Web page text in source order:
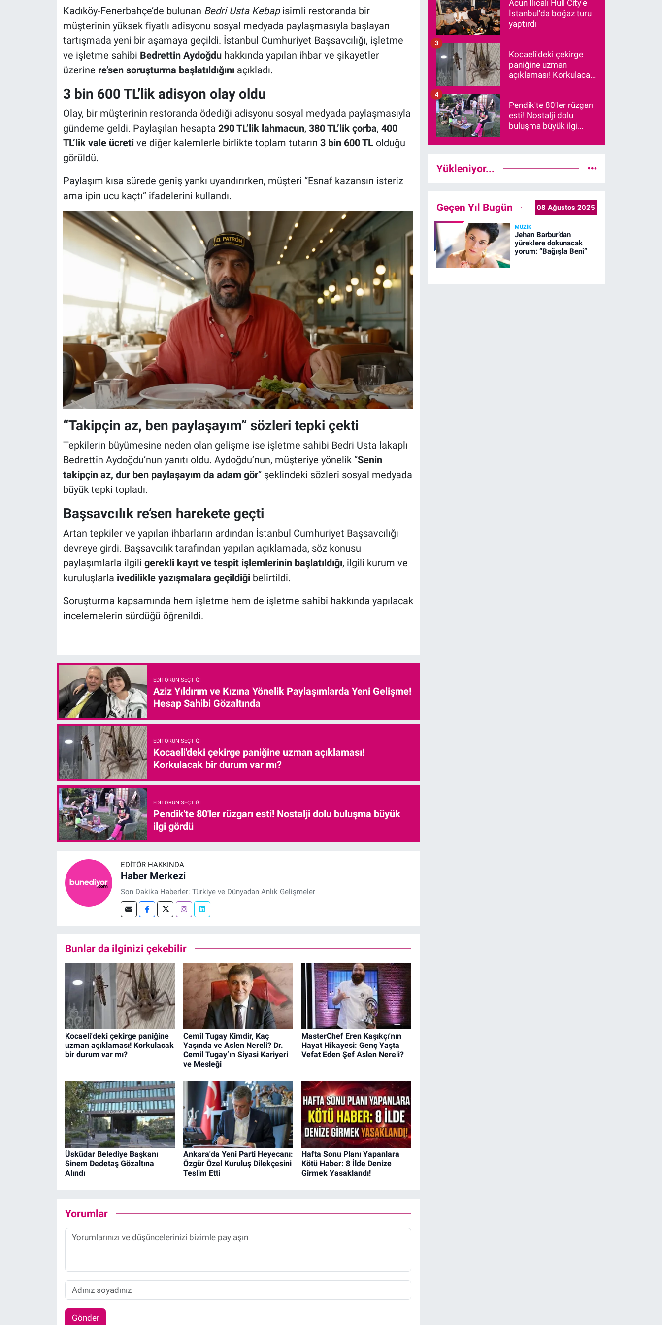
Kadıköy-Fenerbahçe’de bulunan Bedri Usta Kebapisimli restoranda bir
müşterinin yüksek fiyatlı adisyonu sosyal medyada paylaşmasıyla başlayan
tartışmada yeni bir aşamaya geçildi. İstanbul Cumhuriyet Başsavcılığı, işletme
ve işletme sahibi Bedrettin Aydoğduhakkında yapılan ihbar ve şikayetler
üzerine re’sen soruşturma başlatıldığınıaçıkladı.
3 bin 600 TL’lik adisyon olay oldu
Olay, bir müşterinin restoranda ödediği adisyonu sosyal medyada paylaşmasıyla
gündeme geldi. Paylaşılan hesapta 290 TL’lik lahmacun, 380 TL’lik çorba, 400
TL’lik vale ücretive diğer kalemlerle birlikte toplam tutarın 3 bin 600 TLolduğu
görüldü.
Paylaşım kısa sürede geniş yankı uyandırırken, müşteri “Esnaf kazansın isteriz
ama ipin ucu kaçtı” ifadelerini kullandı.
“Takipçin az, ben paylaşayım” sözleri tepki çekti
Tepkilerin büyümesine neden olan gelişme ise işletme sahibi Bedri Usta lakaplı
Bedrettin Aydoğdu’nun yanıtı oldu. Aydoğdu’nun, müşteriye yönelik “Senin
takipçin az, dur ben paylaşayım da adam gör” şeklindeki sözleri sosyal medyada
büyük tepki topladı.
Başsavcılık re’sen harekete geçti
Artan tepkiler ve yapılan ihbarların ardından İstanbul Cumhuriyet Başsavcılığı
devreye girdi. Başsavcılık tarafından yapılan açıklamada, söz konusu
paylaşımlarla ilgili gerekli kayıt ve tespit işlemlerinin başlatıldığı, ilgili kurum ve
kuruluşlarla ivedilikle yazışmalara geçildiğibelirtildi.
Soruşturma kapsamında hem işletme hem de işletme sahibi hakkında yapılacak
incelemelerin sürdüğü öğrenildi.
EDITÖRÜN SEÇTIĞI
Aziz Yıldırım ve Kızına Yönelik Paylaşımlarda Yeni Gelişme!
Hesap Sahibi Gözaltında
EDITÖRÜN SEÇTIĞI
Kocaeli'deki çekirge paniğine uzman açıklaması!
Korkulacak bir durum var mı?
EDITÖRÜN SEÇTIĞI
Pendik'te 80'ler rüzgarı esti! Nostalji dolu buluşma büyük
ilgi gördü
EDITÖR HAKKINDA
Haber Merkezi
Son Dakika Haberler: Türkiye ve Dünyadan Anlık Gelişmeler
Bunlar da ilginizi çekebilir
Kocaeli'deki çekirge paniğine
uzman açıklaması! Korkulacak
bir durum var mı?
Cemil Tugay Kimdir, Kaç
Yaşında ve Aslen Nereli? Dr.
Cemil Tugay’ın Siyasi Kariyeri
ve Mesleği
MasterChef Eren Kaşıkçı'nın
Hayat Hikayesi: Genç Yaşta
Vefat Eden Şef Aslen Nereli?
Üsküdar Belediye Başkanı
Sinem Dedetaş Gözaltına
Alındı
Ankara'da Yeni Parti Heyecanı:
Özgür Özel Kuruluş Dilekçesini
Teslim Etti
Hafta Sonu Planı Yapanlara
Kötü Haber: 8 İlde Denize
Girmek Yasaklandı!
Yorumlar
Gönder
Acun Ilıcalı Hull City'e
İstanbul'da boğaz turu
yaptırdı
Kocaeli'deki çekirge
paniğine uzman
açıklaması! Korkulacak
3
Pendik'te 80'ler rüzgarı
esti! Nostalji dolu
buluşma büyük ilgi
4
Yükleniyor...
Geçen Yıl Bugün 08 Ağustos 2025
MÜZIK
Jehan Barbur’dan
yüreklere dokunacak
yorum: “Bağışla Beni”